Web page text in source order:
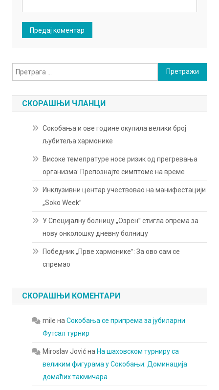
Претрага
за:
СКОРАШЊИ ЧЛАНЦИ
Сокобања и ове године окупила велики број
љубитеља хармонике
Високе темепратуре носе ризик од прегревања
организма: Препознајте симптоме на време
Инклузивни центар учествовао на манифестацији
„Soko Weekˮ
У Специјалну болницу „Озренˮ стигла опрема за
нову онколошку дневну болницу
Победник „Прве хармоникеˮ: За ово сам се
спремао
СКОРАШЊИ КОМЕНТАРИ
mile наСокобања се припрема за јубиларни
Футсал турнир
Miroslav JovićнаНа шаховском турниру са
великим фигурама у Сокобањи: Доминација
домаћих такмичара